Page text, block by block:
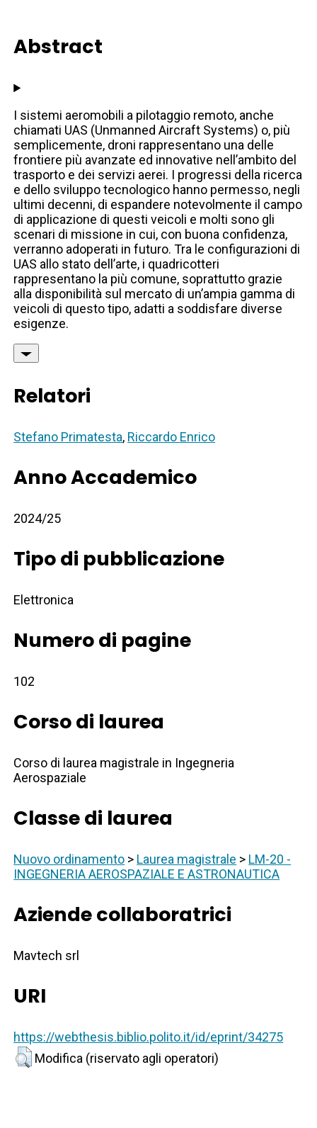
Abstract
I sistemi aeromobili a pilotaggio remoto, anche
chiamati UAS (Unmanned Aircraft Systems) o, più
semplicemente, droni rappresentano una delle
frontiere più avanzate ed innovative nell’ambito del
trasporto e dei servizi aerei. I progressi della ricerca
e dello sviluppo tecnologico hanno permesso, negli
ultimi decenni, di espandere notevolmente il campo
di applicazione di questi veicoli e molti sono gli
scenari di missione in cui, con buona confidenza,
verranno adoperati in futuro. Tra le configurazioni di
UAS allo stato dell’arte, i quadricotteri
rappresentano la più comune, soprattutto grazie
alla disponibilità sul mercato di un’ampia gamma di
veicoli di questo tipo, adatti a soddisfare diverse
esigenze.
Relatori
Stefano Primatesta, Riccardo Enrico
Anno Accademico
2024/25
Tipo di pubblicazione
Elettronica
Numero di pagine
102
Corso di laurea
Corso di laurea magistrale in Ingegneria
Aerospaziale
Classe di laurea
Nuovo ordinamento > Laurea magistrale > LM-20 -
INGEGNERIA AEROSPAZIALE E ASTRONAUTICA
Aziende collaboratrici
Mavtech srl
URI
https://webthesis.biblio.polito.it/id/eprint/34275
Modifica (riservato agli operatori)